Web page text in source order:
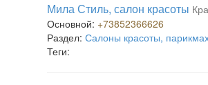
Мила Стиль, салон красоты
Основной: +73852366626
Раздел: Салоны красоты,
Теги: